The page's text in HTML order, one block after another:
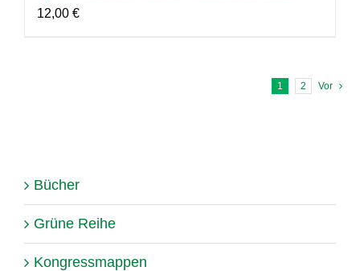
12,00 €
1 2 Vor
Bücher
Grüne Reihe
Kongressmappen